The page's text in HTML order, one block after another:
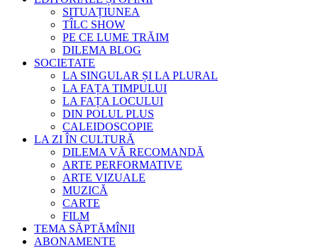
SITUAȚIUNEA
TÎLC SHOW
PE CE LUME TRĂIM
DILEMA BLOG
SOCIETATE
LA SINGULAR ȘI LA PLURAL
LA FAȚA TIMPULUI
LA FAȚA LOCULUI
DIN POLUL PLUS
CALEIDOSCOPIE
LA ZI ÎN CULTURĂ
DILEMA VĂ RECOMANDĂ
ARTE PERFORMATIVE
ARTE VIZUALE
MUZICĂ
CARTE
FILM
TEMA SĂPTĂMÎNII
ABONAMENTE